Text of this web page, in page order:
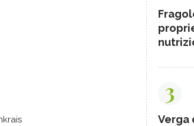
3
Verga